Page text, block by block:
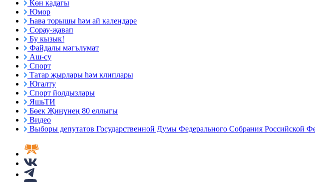
Көн кадагы
Юмор
Һава торышы һәм ай календаре
Сорау-җавап
Бу кызык!
Файдалы мәгълүмат
Аш-су
Спорт
Татар җырлары һәм клиплары
Югалту
Спорт йолдызлары
ЯшьТИ
Бөек Җиңүнең 80 еллыгы
Видео
Выборы депутатов Государственной Думы Федерального Собрания Российской